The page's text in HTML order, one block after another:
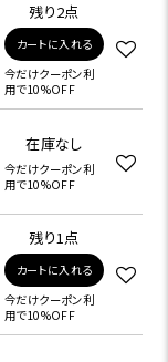
残り2点
カートに入れる
今だけクーポン利
用で10%OFF
在庫なし
今だけクーポン利
用で10%OFF
残り1点
カートに入れる
今だけクーポン利
用で10%OFF